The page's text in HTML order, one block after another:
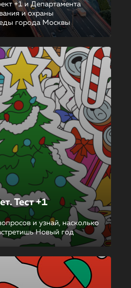
+1 и Департамента
и охраны
города Москвы
Тест +1
и узнай, насколько
Новый год